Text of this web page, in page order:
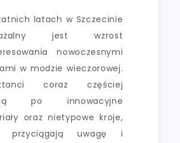
latach w Szczecinie
jest wzrost
nowoczesnymi
w modzie wieczorowej.
coraz częściej
po innowacyjne
oraz nietypowe kroje,
przyciągają uwagę i